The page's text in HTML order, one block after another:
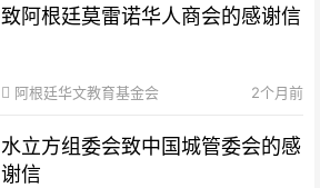
致阿根廷莫雷诺华人商会的感谢信
阿根廷华文教育基金会 2个月前
水立方组委会致中国城管委会的感
谢信